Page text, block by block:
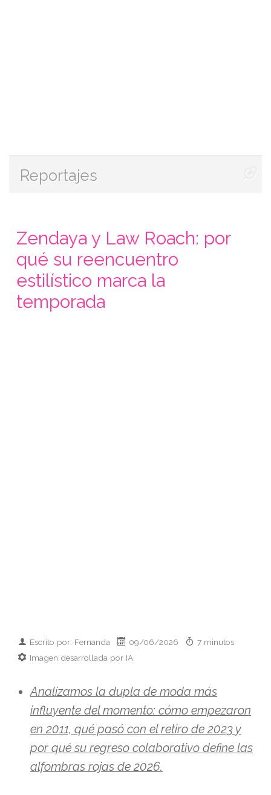
Reportajes
Zendaya y Law Roach: por
qué su reencuentro
estilístico marca la
temporada
Escrito por: Fernanda 09/06/2026
7 minutos
Imagen desarrollada por IA
Analizamos la dupla de moda más
influyente del momento: cómo empezaron
en 2011, qué pasó con el retiro de 2023 y
por qué su regreso colaborativo define las
alfombras rojas de 2026.